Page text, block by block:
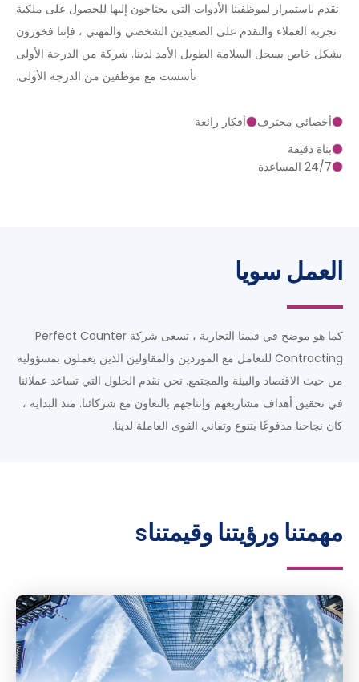
نقدم باستمرار لموظفينا الأدوات التي يحتاجون إليها للحصول على ملكية
تجربة العملاء والتقدم على الصعيدين الشخصي والمهني ، فإننا فخورون
بشكل خاص بسجل السلامة الطويل الأمد لدينا. شركة من الدرجة الأولى
تأسست مع موظفين من الدرجة الأولى.
أخصائي محترف
أفكار رائعة
بناة دقيقة
24/7 المساعدة
العمل سويا
كما هو موضح في قيمنا التجارية ، تسعى شركة Perfect Counter
Contracting للتعامل مع الموردين والمقاولين الذين يعملون بمسؤولية
من حيث الاقتصاد والبيئة والمجتمع. نحن نقدم الحلول التي تساعد عملائنا
في تحقيق أهداف مشاريعهم وإنتاجهم بالتعاون مع شركائنا. منذ البداية ،
كان نجاحنا مدفوعًا بتنوع وتفاني القوى العاملة لدينا.
مهمتنا ورؤيتنا وقيمتناs